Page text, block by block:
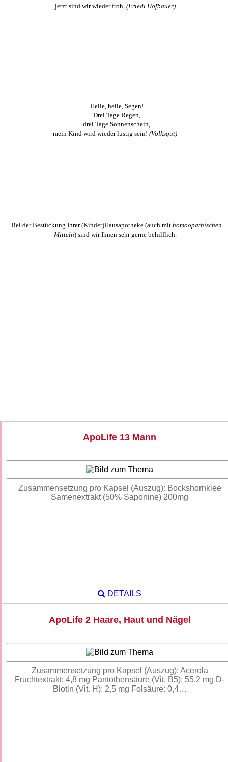
jetzt sind wir wieder froh. (Friedl Hofbauer)
Heile, heile, Segen!
Drei Tage Regen,
drei Tage Sonnenschein,
mein Kind wird wieder lustig sein! (Volksgut)
Bei der Bestückung Ihrer (Kinder)Hausapotheke (auch mit homöopathischen
Mitteln) sind wir Ihnen sehr gerne behilflich.
ApoLife 13 Mann
Zusammensetzung pro Kapsel (Auszug): Bockshornklee
Samenextrakt (50% Saponine) 200mg
DETAILS
ApoLife 2 Haare, Haut und Nägel
Zusammensetzung pro Kapsel (Auszug): Acerola
Fruchtextrakt: 4,8 mg Pantothensäure (Vit. B5): 55,2 mg D-
Biotin (Vit. H): 2,5 mg Folsäure: 0,4…